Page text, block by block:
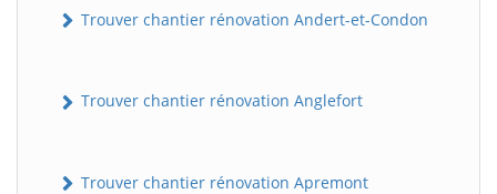
Trouver chantier rénovation Andert-et-Condon
Trouver chantier rénovation Anglefort
Trouver chantier rénovation Apremont